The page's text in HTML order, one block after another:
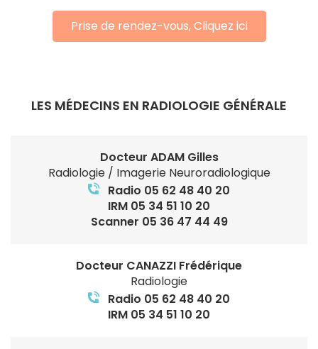
Prise de rendez-vous, Cliquez ici
LES MÉDECINS EN RADIOLOGIE GÉNÉRALE
Docteur ADAM Gilles
Radiologie / Imagerie Neuroradiologique
Radio 05 62 48 40 20
IRM 05 34 51 10 20
Scanner 05 36 47 44 49
Docteur CANAZZI Frédérique
Radiologie
Radio 05 62 48 40 20
IRM 05 34 51 10 20